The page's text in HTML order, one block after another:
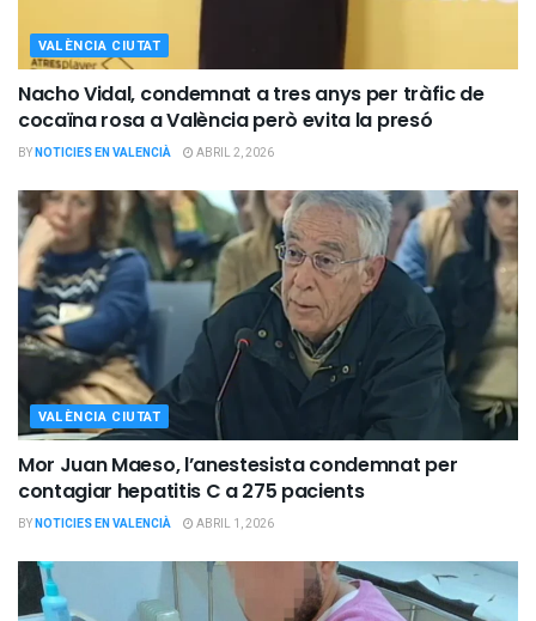
VALÈNCIA CIUTAT
Nacho Vidal, condemnat a tres anys per tràfic de
cocaïna rosa a València però evita la presó
BYNOTICIES EN VALENCIÀ ABRIL 2, 2026
VALÈNCIA CIUTAT
Mor Juan Maeso, l’anestesista condemnat per
contagiar hepatitis C a 275 pacients
BYNOTICIES EN VALENCIÀ ABRIL 1, 2026